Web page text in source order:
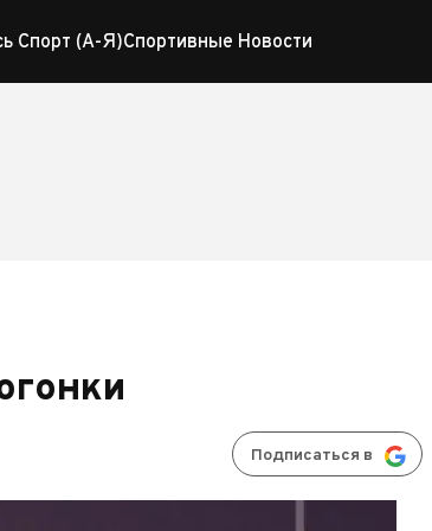
Спорт (А-Я)Спортивные Новости
Подписаться в